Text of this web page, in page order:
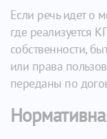
Если речь идет о
где реализуется
собственности,
или права
переданы по